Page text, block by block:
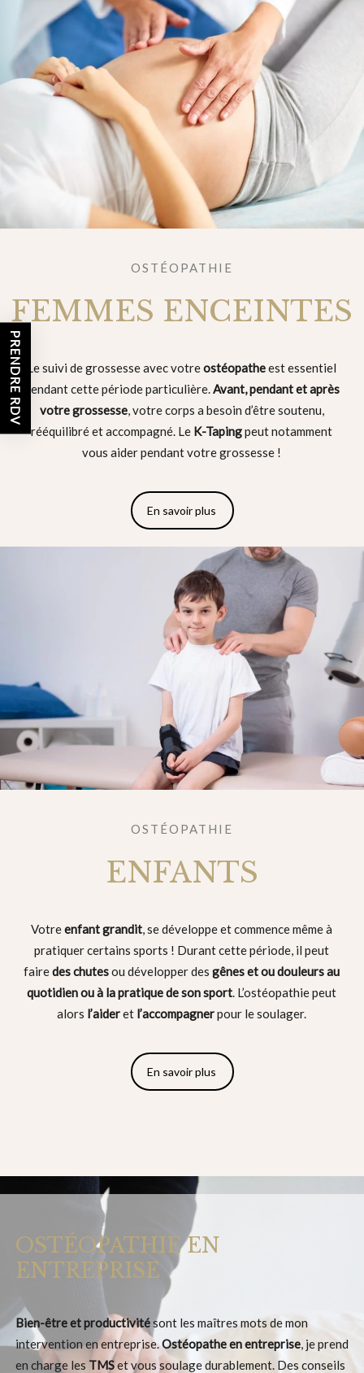
OSTÉOPATHIE
FEMMES ENCEINTES
Le suivi de grossesse avec votreostéopatheest essentiel
pendant cette période particulière.Avant, pendant et après
votre grossesse, votre corps a besoin d’être soutenu,
rééquilibré et accompagné. Le K-Tapingpeut notamment
vous aider pendant votre grossesse !
En savoir plus
OSTÉOPATHIE
ENFANTS
Votreenfant grandit, se développe et commence même à
pratiquer certains sports ! Durant cette période, il peut
fairedes chutesou développer desgênes et ou douleurs au
quotidien ou à la pratique de son sport. L’ostéopathie peut
alors l’aideret l’accompagnerpour le soulager.
En savoir plus
OSTÉOPATHIE EN
ENTREPRISE
Bien-être et productivitésont les maîtres mots de mon
intervention en entreprise.Ostéopathe en entreprise, je prend
en charge les TMSet vous soulage durablement. Des conseils
PRENDRE RDV